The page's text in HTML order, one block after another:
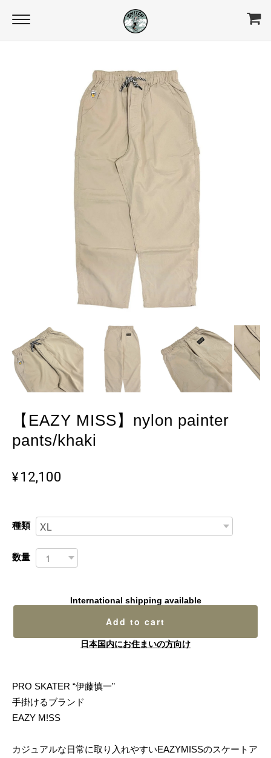
【EAZY MISS】nylon painter
pants/khaki
¥12,100
種類
数量
International shipping available
Add to cart
日本国内にお住まいの方向け
PRO SKATER “伊藤慎一”
手掛けるブランド
EAZY M!SS
カジュアルな日常に取り入れやすいEAZYMISSのスケートア